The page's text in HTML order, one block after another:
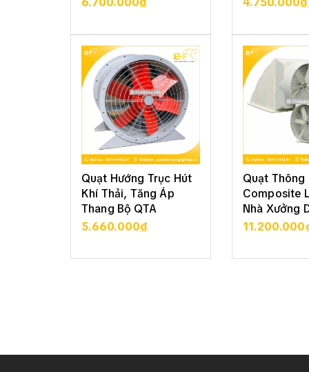
XEM CHI TIẾT
Quạt Hướng Trục Hút
Khí Thải, Tăng Áp
Thang Bộ QTA
5.660.000₫
XEM CHI TIẾT
XEM CHI
Quạt Thông
Composite
Nhà Xưởng
XEM CHI